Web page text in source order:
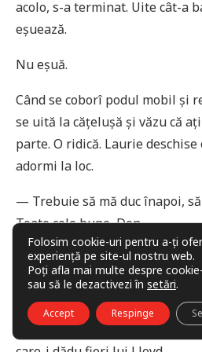
acolo, s-a terminat. Uite cât-a
eșuează.
Nu eșuă.
Când se coborî podul mobil și
se uită la cățelușă și văzu că
parte. O ridică. Laurie
adormi la loc.
— Trebuie să mă duc înapoi, să
Toate cele bune, Don.
— Și ție. Să stai cu ochii pe
— I-am luat niște jucării pentru
Don surâse, dezvăluind o
Folosim cookie-uri pentru a-ți
experiență pe site-ul nostru web.
Poți afla mai multe despre
sau să le dezactivezi în setări.
Accept Respinge